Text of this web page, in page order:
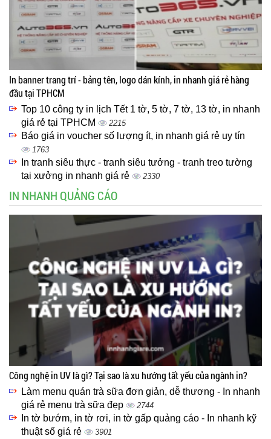
In banner trang trí - bảng tên, logo dán kính, in nhanh giá rẻ hàng
đầu tại TPHCM
Top 10 công ty in lịch Tết 1 tờ, 5 tờ, 7 tờ, 13 tờ, in nhanh
giá rẻ tại TPHCM
2215
Báo giá in voucher số lượng ít, in nhanh giá rẻ uy tín
1763
In tranh siêu thực - tranh siêu tưởng - tranh treo tường
tại xưởng in nhanh giá rẻ
2330
IN NHANH QUẢNG CÁO
Công nghệ in UV là gì? Tại sao là xu hướng tất yếu của ngành in?
Làm menu quán trà sữa đơn giản, dễ thương - In nhanh
giá rẻ menu trà sữa đẹp
2744
In tờ bướm, in tờ rơi, in tờ gấp quảng cáo - In nhanh kỹ
thuật số giá rẻ
3901